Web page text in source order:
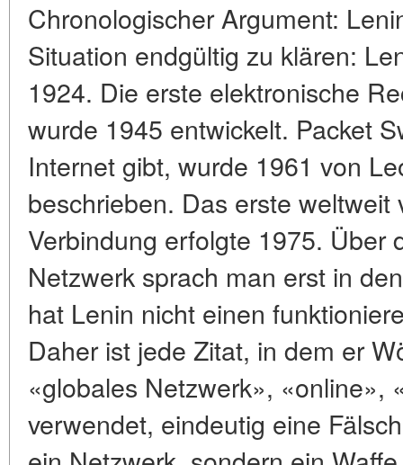
Chronologischer Argument:
Situation endgültig zu klären:
1924. Die erste elektronische
wurde 1945 entwickelt. Packet
Internet gibt, wurde 1961 von
beschrieben. Das erste weltweit
Verbindung erfolgte 1975. Über
Netzwerk sprach man erst in
hat Lenin nicht einen
Daher ist jede Zitat, in dem er
«globales Netzwerk», «online»,
verwendet, eindeutig eine